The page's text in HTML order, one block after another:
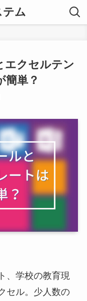
テム
エクセルテン
簡単？
、学校の教育現
セル。少人数の